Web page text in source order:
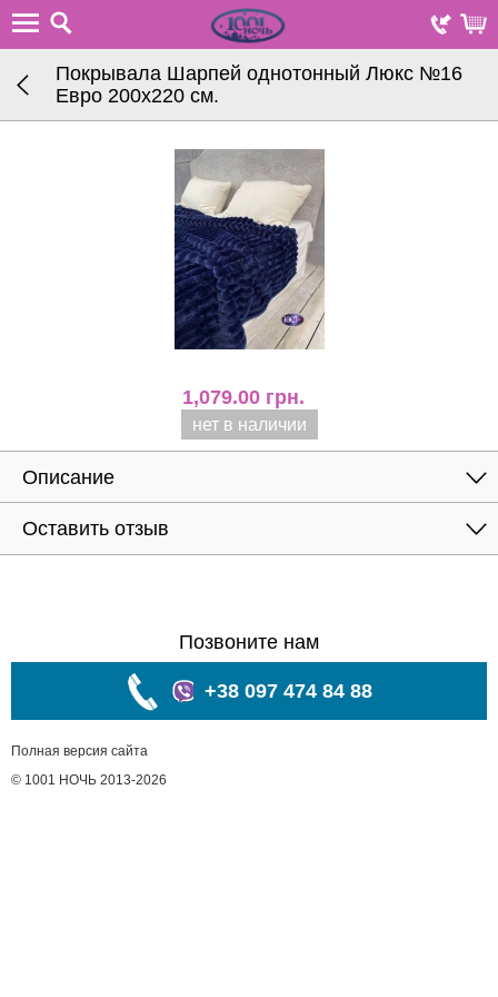
Покрывала Шарпей однотонный Люкс №16
Евро 200х220 см.
1,079.00 грн.
нет в наличии
Описание
Оставить отзыв
Позвоните нам
+38 097 474 84 88
Полная версия сайта
© 1001 НОЧЬ 2013-2026